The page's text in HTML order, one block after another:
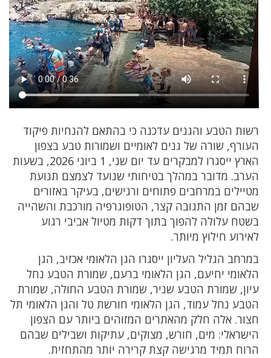
רשות הטבע והגנים עדכנה כי בהתאם להנחיות פיקוד
העורף, שורה של גנים לאומיים ושמורות טבע בצפון
הארץ ייסגרו למבקרים עד יום שני, 1 ביוני 2026, בשעות
הערב. מדובר במהלך בטיחותי שנועד לצמצם תנועת
מטיילים במרחבים פתוחים ורגישים, בעיקר באזורים
שבהם זמן התגובה קצר, הטופוגרפיה מורכבת והשהייה
בשטח עלולה להפוך בתוך דקות מטיול אביבי רגוע
לאירוע חילוץ מיותר.
במרחב הגליל העליון ייסגרו הגן הלאומי אכזיב, הגן
הלאומי יחיעם, הגן הלאומי ברעם, שמורת הטבע נחל
עיון, שמורת הטבע שניר, שמורת הטבע החולה, שמורת
הטבע נחל עמוד, הגן הלאומי חורשת טל והגן הלאומי תל
חצור. אלה חלק מהאתרים המזוהים ביותר עם הצפון
הישראלי: מים, חורש, מצוקים, עתיקות ושבילים שבהם
הרוח תמיד מרגישה קצת קרירה יותר מהתחזית.